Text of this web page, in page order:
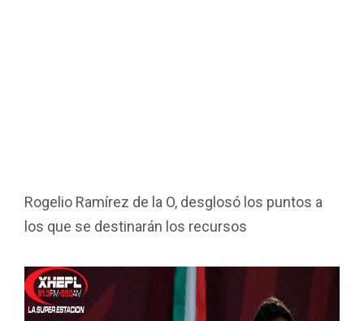
Rogelio Ramírez de la O, desglosó los puntos a
los que se destinarán los recursos